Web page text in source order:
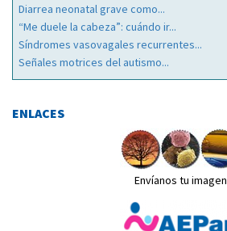
Diarrea neonatal grave como...
“Me duele la cabeza”: cuándo ir...
Síndromes vasovagales recurrentes...
Señales motrices del autismo...
ENLACES
Envíanos tu imagen